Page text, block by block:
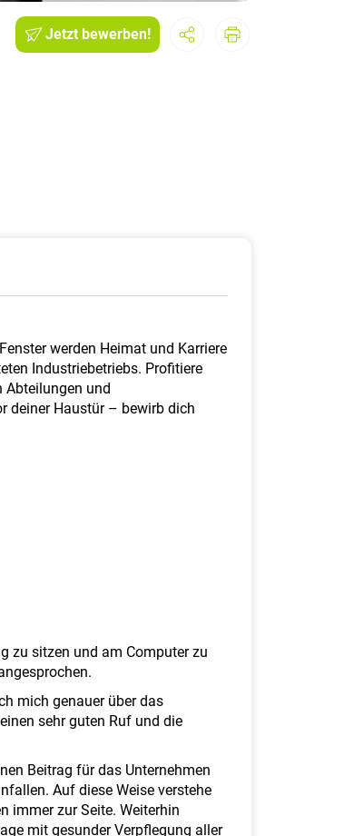
Jetzt bewerben!
werden Heimat und Karriere
Industriebetriebs. Profitiere
Abteilungen und
deiner Haustür – bewirb dich
zu sitzen und am Computer zu
mich genauer über das
sehr guten Ruf und die
Beitrag für das Unternehmen
Auf diese Weise verstehe
immer zur Seite. Weiterhin
mit gesunder Verpflegung aller